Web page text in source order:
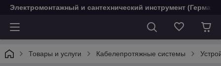
Электромонтажный и сантехнический инструмент
Товары и услуги Кабелепротяжные системы